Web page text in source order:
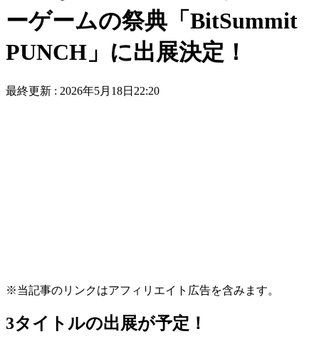
ーゲームの祭典「BitSummit
PUNCH」に出展決定！
最終更新 : 2026年5月18日22:20
※当記事のリンクはアフィリエイト広告を含みます。
3タイトルの出展が予定！